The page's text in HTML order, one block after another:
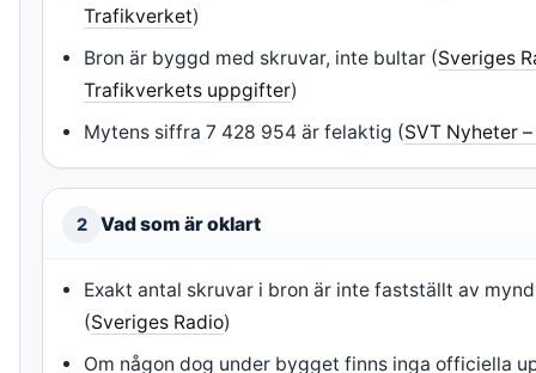
Trafikverket)
Bron är byggd med skruvar, inte bultar (Sveriges
Trafikverkets uppgifter)
Mytens siffra 7 428 954 är felaktig (SVT Nyheter
2 Vad som är oklart
Exakt antal skruvar i bron är inte fastställt av
(Sveriges Radio)
Om någon dog under bygget finns inga officiella